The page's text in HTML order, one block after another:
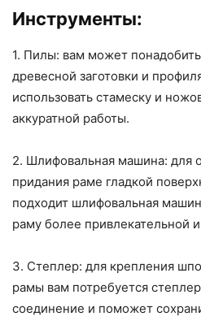
Инструменты:
1. Пилы: вам может
древесной заготовки и
использовать стамеску и
аккуратной работы.
2. Шлифовальная машина: для
придания раме гладкой
подходит шлифовальная
раму более привлекательной
3. Степлер: для крепления
рамы вам потребуется
соединение и поможет